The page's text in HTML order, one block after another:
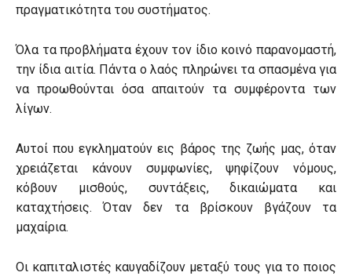
πραγματικότητα του συστήματος.
Όλα τα προβλήματα έχουν τον ίδιο κοινό παρανομαστή,
την ίδια αιτία. Πάντα ο λαός πληρώνει τα σπασμένα για
να προωθούνται όσα απαιτούν τα συμφέροντα των
λίγων.
Αυτοί που εγκληματούν εις βάρος της ζωής μας, όταν
χρειάζεται κάνουν συμφωνίες, ψηφίζουν νόμους,
κόβουν μισθούς, συντάξεις, δικαιώματα και
καταχτήσεις. Όταν δεν τα βρίσκουν βγάζουν τα
μαχαίρια.
Οι καπιταλιστές καυγαδίζουν μεταξύ τους για το ποιος